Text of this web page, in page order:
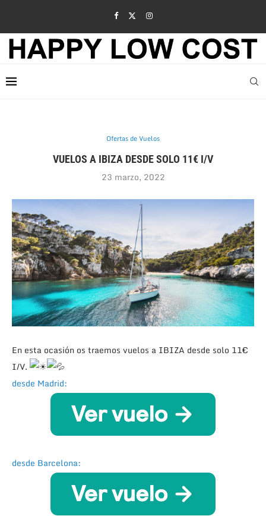
Ofertas de Vuelos
VUELOS A IBIZA DESDE SOLO 11€ I/V
23 marzo, 2022
En esta ocasión os traemos vuelos a IBIZA desde solo 11€
I/V.
desde Madrid:
desde Barcelona: